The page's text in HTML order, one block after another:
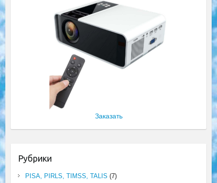
Заказать
Рубрики
PISA, PIRLS, TIMSS, TALIS (7)